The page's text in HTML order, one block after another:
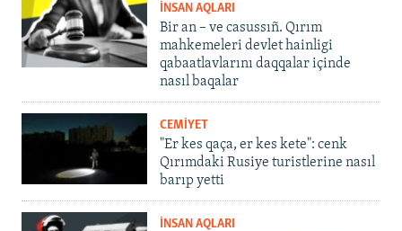
İNSAN AQLARI
Bir an – ve casussıñ. Qırım
mahkemeleri devlet hainligi
qabaatlavlarını daqqalar içinde
nasıl baqalar
CEMİYET
"Er kes qaça, er kes kete": cenk
Qırımdaki Rusiye turistlerine nasıl
barıp yetti
İNSAN AQLARI